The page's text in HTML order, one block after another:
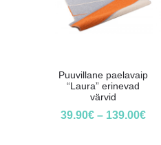
Puuvillane paelavaip
“Laura” erinevad
värvid
39.90€ – 139.00€